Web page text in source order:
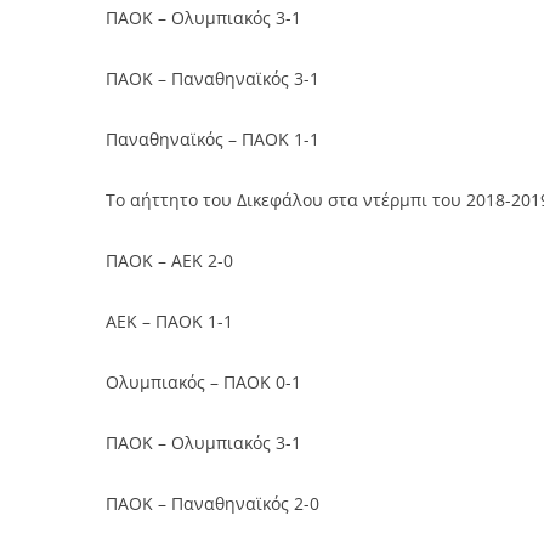
ΠΑΟΚ – Ολυμπιακός 3-1
ΠΑΟΚ – Παναθηναϊκός 3-1
Παναθηναϊκός – ΠΑΟΚ 1-1
Το αήττητο του Δικεφάλου στα ντέρμπι του 2018-
ΠΑΟΚ – ΑΕΚ 2-0
ΑΕΚ – ΠΑΟΚ 1-1
Ολυμπιακός – ΠΑΟΚ 0-1
ΠΑΟΚ – Ολυμπιακός 3-1
ΠΑΟΚ – Παναθηναϊκός 2-0